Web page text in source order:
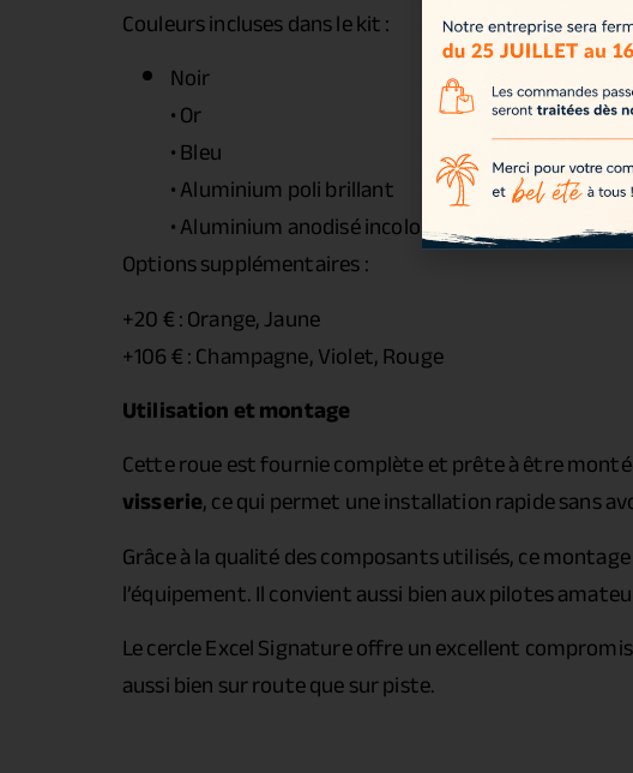
Couleurs incluses dans le kit :
Noir
• Or
• Bleu
• Aluminium poli brillant
• Aluminium anodisé incolore
Options supplémentaires :
+20 € : Orange, Jaune
+106 € : Champagne, Violet, Rouge
Utilisation et montage
Cette roue est fournie complète et prête à être
visserie, ce qui permet une installation rapide sans
Grâce à la qualité des composants utilisés, ce
l’équipement. Il convient aussi bien aux pilotes
Le cercle Excel Signature offre un excellent
aussi bien sur route que sur piste.